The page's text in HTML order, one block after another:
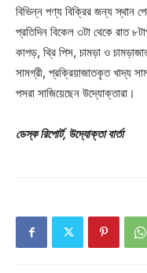
বিভিন্ন পণ্য বিক্রির জন্য স্থান
প্রতিদিন বিকেল ৩টা থেকে রাত
কাপড়, থ্রি পিস, চামড়া ও
সামগ্রী, প্রক্রিয়াজাতকৃত খাদ্য
পসরা সাজিয়েছেন উদ্যোক্তারা।
ডেস্ক রিপোর্ট, উদ্যোক্তা বার্তা